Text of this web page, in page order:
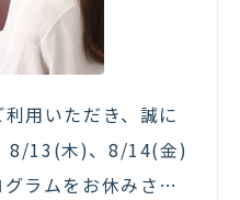
用いただき、誠に
8/13(木)、8/14(金)
ラムをお休みさせ